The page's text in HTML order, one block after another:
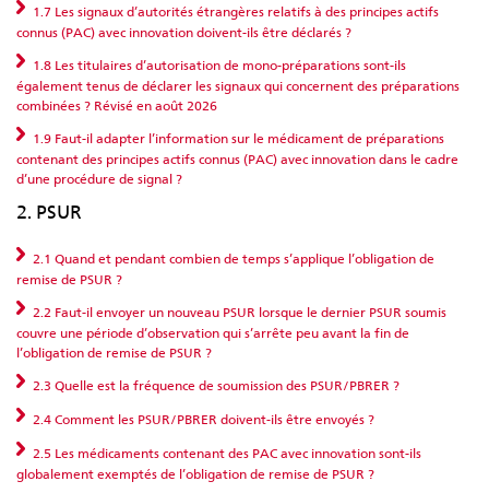
1.7 Les signaux d’autorités étrangères relatifs à des principes actifs
connus (PAC) avec innovation doivent-ils être déclarés ?
1.8 Les titulaires d’autorisation de mono-préparations sont-ils
également tenus de déclarer les signaux qui concernent des préparations
combinées ? Révisé en août 2026
1.9 Faut-il adapter l’information sur le médicament de préparations
contenant des principes actifs connus (PAC) avec innovation dans le cadre
d’une procédure de signal ?
2. PSUR
2.1 Quand et pendant combien de temps s’applique l’obligation de
remise de PSUR ?
2.2 Faut-il envoyer un nouveau PSUR lorsque le dernier PSUR soumis
couvre une période d’observation qui s’arrête peu avant la fin de
l’obligation de remise de PSUR ?
2.3 Quelle est la fréquence de soumission des PSUR/PBRER ?
2.4 Comment les PSUR/PBRER doivent-ils être envoyés ?
2.5 Les médicaments contenant des PAC avec innovation sont-ils
globalement exemptés de l’obligation de remise de PSUR ?